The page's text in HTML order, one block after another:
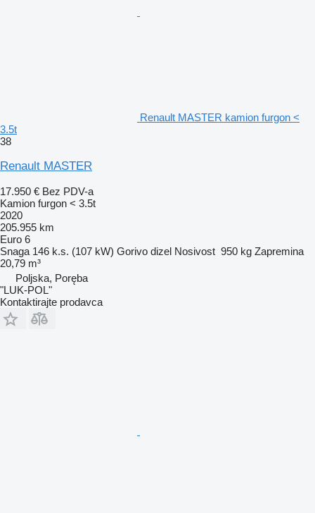
Renault MASTER kamion furgon <
3.5t
38
Renault MASTER
17.950 € Bez PDV-a
Kamion furgon < 3.5t
2020
205.955 km
Euro 6
Snaga 146 k.s. (107 kW) Gorivo dizel Nosivost 950 kg Zapremina
20,79 m³
Poljska, Poręba
"LUK-POL"
Kontaktirajte prodavca